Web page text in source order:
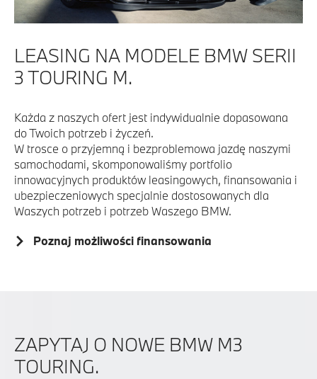
LEASING NA MODELE BMW SERII
3 TOURING M.
Każda z naszych ofert jest indywidualnie dopasowana
do Twoich potrzeb i życzeń.
W trosce o przyjemną i bezproblemowa jazdę naszymi
samochodami, skomponowaliśmy portfolio
innowacyjnych produktów leasingowych, finansowania i
ubezpieczeniowych specjalnie dostosowanych dla
Waszych potrzeb i potrzeb Waszego BMW.
Poznaj możliwości finansowania
ZAPYTAJ O NOWE BMW M3
TOURING.